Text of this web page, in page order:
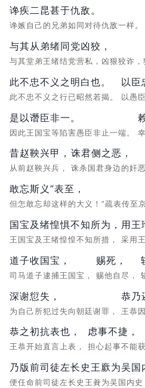
谗疾二昆甚于仇敌。
谗嫉自己的兄弟如同对待仇敌一样。
与其从弟绪同党凶狡，
与其堂弟王绪结党营私，凶狠狡诈，
此不忠不义之明白也。
此不忠不义之行已昭然若揭。
以臣
以愚
是以谮臣非一。
因此王国宝等陷害愚臣非止一端。
昔赵鞅兴甲，
从前赵鞅兴兵，
诛君侧之恶，
诛杀国君身边的奸
敢忘斯义”表至，
但怎敢忘却这样的大义！”疏表传至
国宝及绪惶惧不知所为，
王国宝及王绪惶惶不知所措，
用王
采用
道子收国宝，
司马道子逮捕王国宝，
赐死，
赐他自尽，
深谢愆失，
为自己所犯过失向朝廷谢罪，
恭乃
王恭
恭之初抗表也，
王恭开始直言上表，
虑事不捷，
担心起事不能
乃版前司徒左长史王廞为吴国
便任命前司徒左长史王貵为吴国内史